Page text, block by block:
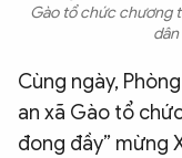
Gào tổ chức chương
Cùng ngày,
an xã Gào tổ
đong đầy” mừng